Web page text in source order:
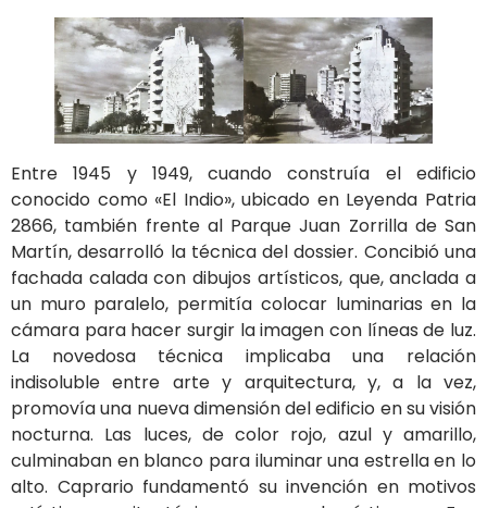
Entre 1945 y 1949, cuando construía el edificio
conocido como «El Indio», ubicado en Leyenda Patria
2866, también frente al Parque Juan Zorrilla de San
Martín, desarrolló la técnica del dossier. Concibió una
fachada calada con dibujos artísticos, que, anclada a
un muro paralelo, permitía colocar luminarias en la
cámara para hacer surgir la imagen con líneas de luz.
La novedosa técnica implicaba una relación
indisoluble entre arte y arquitectura, y, a la vez,
promovía una nueva dimensión del edificio en su visión
nocturna. Las luces, de color rojo, azul y amarillo,
culminaban en blanco para iluminar una estrella en lo
alto. Caprario fundamentó su invención en motivos